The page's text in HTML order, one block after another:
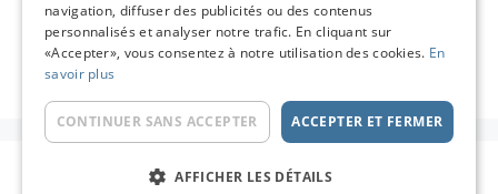
Changement de titulaire carte grise : étapes
détaillées, coûts réels et astuces pour éviter les
pièges
© 2026 Carte Grise en Ligne - Le Blog
navigation, diffuser des publicités ou des contenus
personnalisés et analyser notre trafic. En cliquant sur
«Accepter», vous consentez à notre utilisation des cookies. En
savoir plus
ACCEPTER ET FERMER
CONTINUER SANS ACCEPTER
AFFICHER LES DÉTAILS